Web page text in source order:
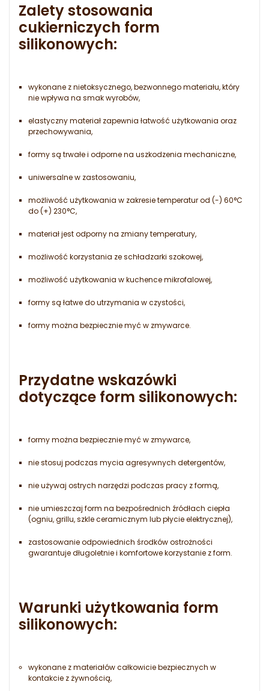
Zalety stosowania
cukierniczych form
silikonowych:
wykonane z nietoksycznego, bezwonnego materiału, który
nie wpływa na smak wyrobów,
elastyczny materiał zapewnia łatwość użytkowania oraz
przechowywania,
formy są trwałe i odporne na uszkodzenia mechaniczne,
uniwersalne w zastosowaniu,
możliwość użytkowania w zakresie temperatur od (-) 60°C
do (+) 230°C,
materiał jest odporny na zmiany temperatury,
możliwość korzystania ze schładzarki szokowej,
możliwość użytkowania w kuchence mikrofalowej,
formy są łatwe do utrzymania w czystości,
formy można bezpiecznie myć w zmywarce.
Przydatne wskazówki
dotyczące form silikonowych:
formy można bezpiecznie myć w zmywarce,
nie stosuj podczas mycia agresywnych detergentów,
nie używaj ostrych narzędzi podczas pracy z formą,
nie umieszczaj form na bezpośrednich źródłach ciepła
(ogniu, grillu, szkle ceramicznym lub płycie elektrycznej),
zastosowanie odpowiednich środków ostrożności
gwarantuje długoletnie i komfortowe korzystanie z form.
Warunki użytkowania form
silikonowych:
wykonane z materiałów całkowicie bezpiecznych w
kontakcie z żywnością,